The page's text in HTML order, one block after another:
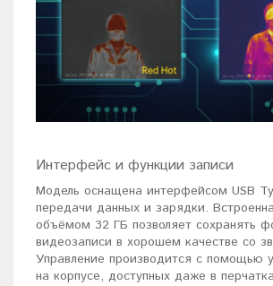
Интерфейс и функции записи
Модель оснащена интерфейсом USB
передачи данных и зарядки.
объёмом 32 ГБ позволяет сохранять
видеозаписи в хорошем качестве со
Управление производится с помощью
на корпусе, доступных даже в